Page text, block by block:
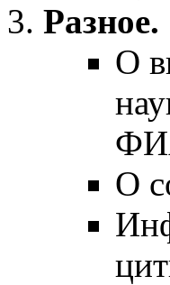
Разное.
О
О